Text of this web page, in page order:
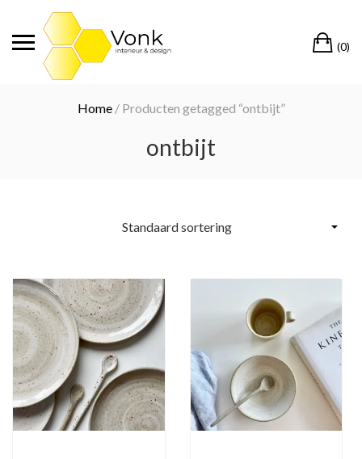
(0)
Home/ Producten getagged “ontbijt”
ontbijt